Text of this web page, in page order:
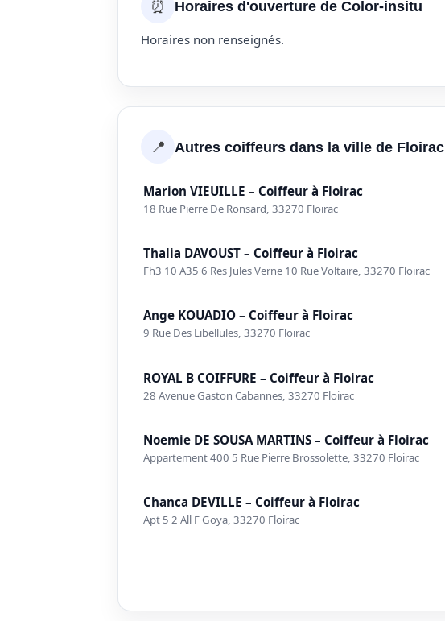
⏰ Horaires d'ouverture de Color-insitu
Horaires non renseignés.
📍 Autres coiffeurs dans la ville de Floirac
Marion VIEUILLE – Coiffeur à Floirac
18 Rue Pierre De Ronsard, 33270 Floirac
Thalia DAVOUST – Coiffeur à Floirac
Fh3 10 A35 6 Res Jules Verne 10 Rue Voltaire, 33270 Floirac
Ange KOUADIO – Coiffeur à Floirac
9 Rue Des Libellules, 33270 Floirac
ROYAL B COIFFURE – Coiffeur à Floirac
28 Avenue Gaston Cabannes, 33270 Floirac
Noemie DE SOUSA MARTINS – Coiffeur à Floirac
Appartement 400 5 Rue Pierre Brossolette, 33270 Floirac
Chanca DEVILLE – Coiffeur à Floirac
Apt 5 2 All F Goya, 33270 Floirac